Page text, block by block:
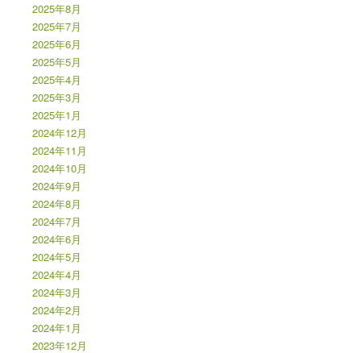
2025年8月
2025年7月
2025年6月
2025年5月
2025年4月
2025年3月
2025年1月
2024年12月
2024年11月
2024年10月
2024年9月
2024年8月
2024年7月
2024年6月
2024年5月
2024年4月
2024年3月
2024年2月
2024年1月
2023年12月